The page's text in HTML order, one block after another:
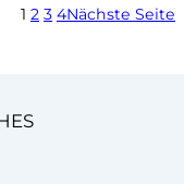
1 2 3 4Nächste Seite